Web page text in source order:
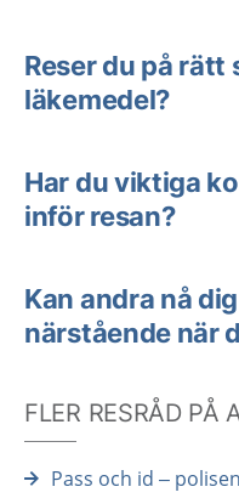
Reser du på rätt
läkemedel?
Har du viktiga
inför resan?
Kan andra nå
närstående när
FLER RESRÅD PÅ
Pass och id –